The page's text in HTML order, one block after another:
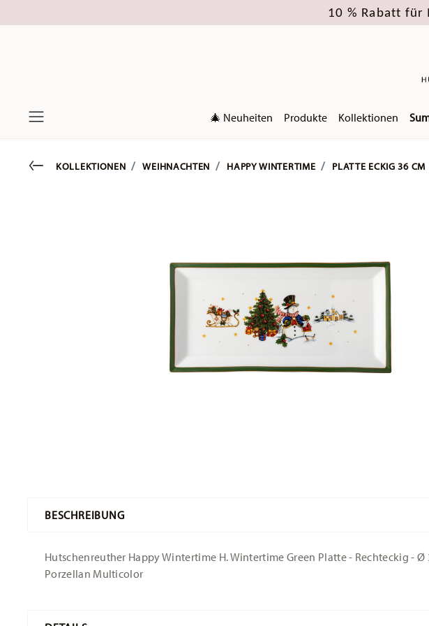
10 % Rabatt für
🎄 Neuheiten Produkte Kollektionen
Go backKOLLEKTIONEN WEIHNACHTEN HAPPY WINTERTIME PLATTE ECKIG 36 CM
BESCHREIBUNG
Hutschenreuther Happy Wintertime H. Wintertime Green Platte - Rechteckig - Ø
Porzellan Multicolor